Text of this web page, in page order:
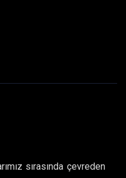
sırasında çevreden